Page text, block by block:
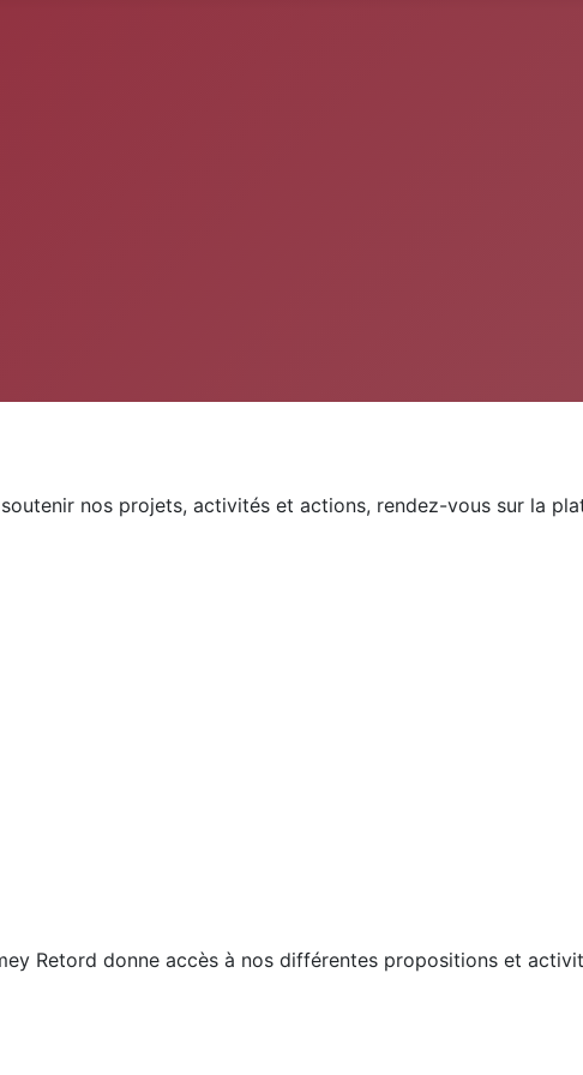
nos projets, activités et actions, rendez-vous sur la
Retord donne accès à nos différentes propositions et